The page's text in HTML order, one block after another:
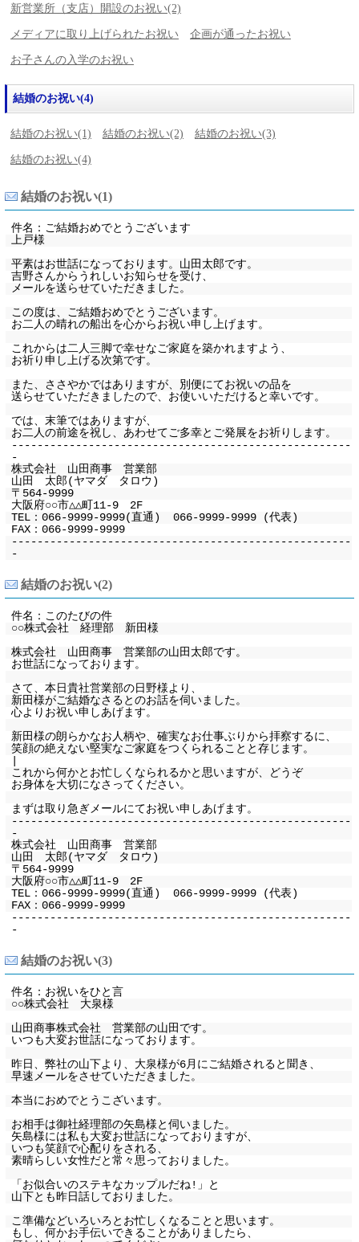
新営業所（支店）開設のお祝い(2)
メディアに取り上げられたお祝い 企画が通ったお祝い
お子さんの入学のお祝い
結婚のお祝い(4)
結婚のお祝い(1) 結婚のお祝い(2) 結婚のお祝い(3)
結婚のお祝い(4)
結婚のお祝い(1)
件名：ご結婚おめでとうございます
上戸様
平素はお世話になっております。山田太郎です。
吉野さんからうれしいお知らせを受け、
メールを送らせていただきました。
この度は、ご結婚おめでとうございます。
お二人の晴れの船出を心からお祝い申し上げます。
これからは二人三脚で幸せなご家庭を築かれますよう、
お祈り申し上げる次第です。
また、ささやかではありますが、別便にてお祝いの品を
送らせていただきましたので、お使いいただけると幸いです。
では、末筆ではありますが、
お二人の前途を祝し、あわせてご多幸とご発展をお祈りします。
-----------------------------------------------------
-
株式会社 山田商事 営業部
山田 太郎(ヤマダ タロウ)
〒564-9999
大阪府○○市△△町11-9 2F
TEL：066-9999-9999(直通) 066-9999-9999 (代表)
FAX：066-9999-9999
-----------------------------------------------------
-
結婚のお祝い(2)
件名：このたびの件
○○株式会社 経理部 新田様
株式会社 山田商事 営業部の山田太郎です。
お世話になっております。
さて、本日貴社営業部の日野様より、
新田様がご結婚なさるとのお話を伺いました。
心よりお祝い申しあげます。
新田様の朗らかなお人柄や、確実なお仕事ぶりから拝察するに、
笑顔の絶えない堅実なご家庭をつくられることと存じます。
これから何かとお忙しくなられるかと思いますが、どうぞ
お身体を大切になさってください。
まずは取り急ぎメールにてお祝い申しあげます。
-----------------------------------------------------
-
株式会社 山田商事 営業部
山田 太郎(ヤマダ タロウ)
〒564-9999
大阪府○○市△△町11-9 2F
TEL：066-9999-9999(直通) 066-9999-9999 (代表)
FAX：066-9999-9999
-----------------------------------------------------
-
結婚のお祝い(3)
件名：お祝いをひと言
○○株式会社 大泉様
山田商事株式会社 営業部の山田です。
いつも大変お世話になっております。
昨日、弊社の山下より、大泉様が6月にご結婚されると聞き、
早速メールをさせていただきました。
本当におめでとうこざいます。
お相手は御社経理部の矢島様と伺いました。
矢島様には私も大変お世話になっておりますが、
いつも笑顔で心配りをされる、
素晴らしい女性だと常々思っておりました。
「お似合いのステキなカップルだね!」と
山下とも昨日話しておりました。
こ準備などいろいろとお忙しくなることと思います。
もし、何かお手伝いできることがありましたら、